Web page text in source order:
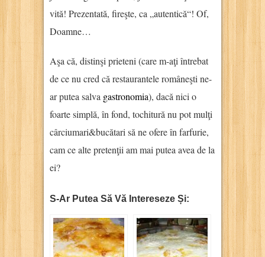
vită! Prezentată, fireşte, ca „autentică“! Of,
Doamne…
Aşa că, distinşi prieteni (care m-aţi întrebat
de ce nu cred că restaurantele româneşti ne-
ar putea salva gastronomia), dacă nici o
foarte simplă, în fond, tochitură nu pot mulţi
cârciumari&bucătari să ne ofere în farfurie,
cam ce alte pretenţii am mai putea avea de la
ei?
S-Ar Putea Să Vă Intereseze Și: